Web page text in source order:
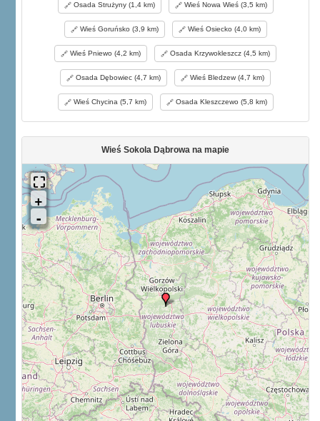
Osada Strużyny (1,4 km) Wieś Nowa Wieś (3,5 km)
Wieś Goruńsko (3,9 km) Wieś Osiecko (4,0 km)
Wieś Pniewo (4,2 km) Osada Krzywokleszcz (4,5 km)
Osada Dębowiec (4,7 km) Wieś Bledzew (4,7 km)
Wieś Chycina (5,7 km) Osada Kleszczewo (5,8 km)
Wieś Sokola Dąbrowa na mapie